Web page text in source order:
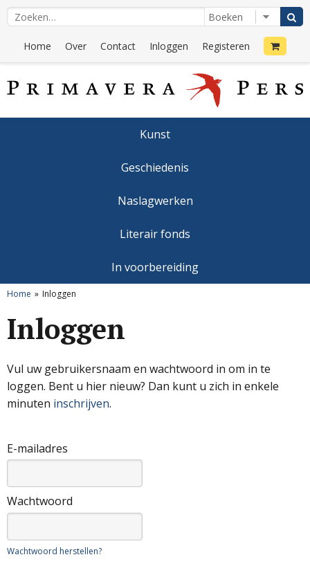
Home Over Contact Inloggen Registeren
Kunst
Geschiedenis
Naslagwerken
Literair fonds
In voorbereiding
Home Inloggen
Inloggen
Vul uw gebruikersnaam en wachtwoord in om in te
loggen. Bent u hier nieuw? Dan kunt u zich in enkele
minuten inschrijven.
E-mailadres
Wachtwoord
Wachtwoord herstellen?